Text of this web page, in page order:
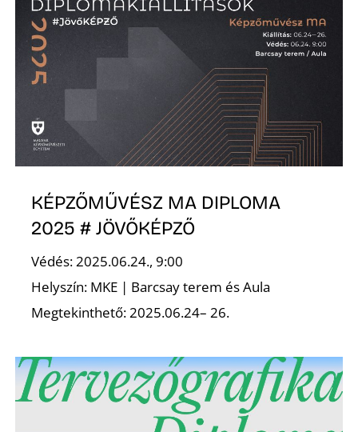
KÉPZŐMŰVÉSZ MA DIPLOMA
2025 # JÖVŐKÉPZŐ
Védés: 2025.06.24., 9:00
Helyszín: MKE | Barcsay terem és Aula
Megtekinthető: 2025.06.24– 26.